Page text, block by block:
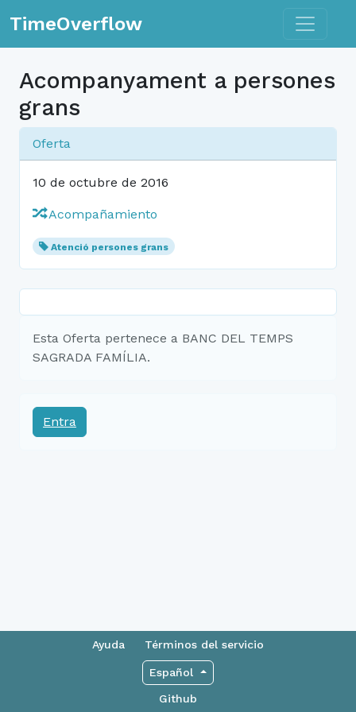
TimeOverflow Toggle
Acompanyament a persones
grans
Oferta
10 de octubre de 2016
Acompañamiento
Atenció persones grans
Esta Oferta pertenece a BANC DEL TEMPS
SAGRADA FAMÍLIA.
Entra
Ayuda Términos del servicio
Español
Github